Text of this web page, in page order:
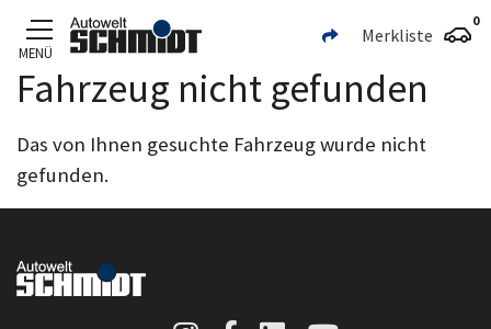
Zum Hauptinhalt
MENÜ
Merkliste
0
Fahrzeug nicht gefunden
Das von Ihnen gesuchte Fahrzeug wurde nicht
gefunden.